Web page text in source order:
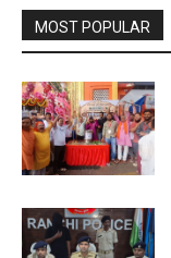
MOST POPULAR